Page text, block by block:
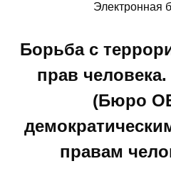
Электронная
Борьба с
прав
(Бюро
правам